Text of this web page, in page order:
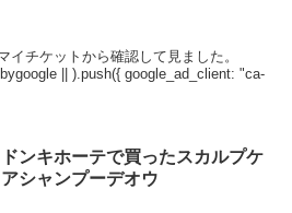
イチケットから確認して見ました。
|| ).push({ google_ad_client: "ca-
ドンキホーテで買ったスカルプケ
アシャンプーデオウ